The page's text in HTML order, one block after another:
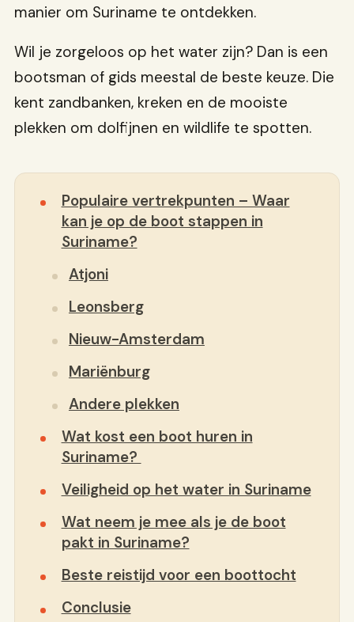
manier om Suriname te ontdekken.
Wil je zorgeloos op het water zijn? Dan is een
bootsman of gids meestal de beste keuze. Die
kent zandbanken, kreken en de mooiste
plekken om dolfijnen en wildlife te spotten.
Populaire vertrekpunten – Waar
kan je op de boot stappen in
Suriname?
Atjoni
Leonsberg
Nieuw-Amsterdam
Mariënburg
Andere plekken
Wat kost een boot huren in
Suriname?
Veiligheid op het water in Suriname
Wat neem je mee als je de boot
pakt in Suriname?
Beste reistijd voor een boottocht
Conclusie